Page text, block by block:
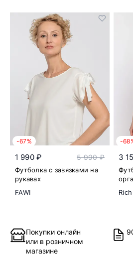
-67%
1 990 ₽ 5 990 ₽
Футболка с завязками на
рукавах
FAWI
-
3
Покупки онлайн
или в розничном
магазине